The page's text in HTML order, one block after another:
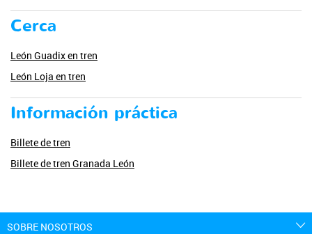
Cerca
León Guadix en tren
León Loja en tren
Información práctica
Billete de tren
Billete de tren Granada León
SOBRE NOSOTROS